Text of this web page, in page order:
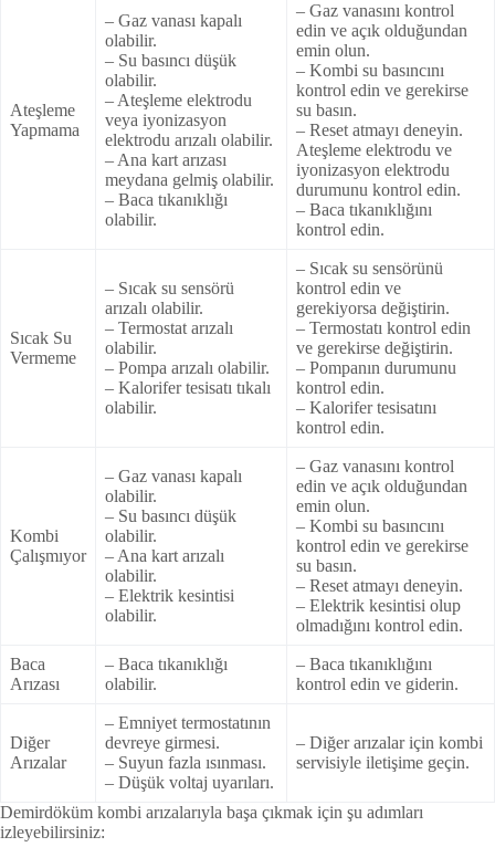
Ateşleme
Yapmama
– Gaz vanası kapalı
olabilir.
– Su basıncı düşük
olabilir.
– Ateşleme elektrodu
veya iyonizasyon
elektrodu arızalı olabilir.
– Ana kart arızası
meydana gelmiş olabilir.
– Baca tıkanıklığı
olabilir.
– Gaz vanasını kontrol
edin ve açık olduğundan
emin olun.
– Kombi su basıncını
kontrol edin ve gerekirse
su basın.
– Reset atmayı deneyin.
Ateşleme elektrodu ve
iyonizasyon elektrodu
durumunu kontrol edin.
– Baca tıkanıklığını
kontrol edin.
Sıcak Su
Vermeme
– Sıcak su sensörü
arızalı olabilir.
– Termostat arızalı
olabilir.
– Pompa arızalı olabilir.
– Kalorifer tesisatı tıkalı
olabilir.
– Sıcak su sensörünü
kontrol edin ve
gerekiyorsa değiştirin.
– Termostatı kontrol edin
ve gerekirse değiştirin.
– Pompanın durumunu
kontrol edin.
– Kalorifer tesisatını
kontrol edin.
Kombi
Çalışmıyor
– Gaz vanası kapalı
olabilir.
– Su basıncı düşük
olabilir.
– Ana kart arızalı
olabilir.
– Elektrik kesintisi
olabilir.
– Gaz vanasını kontrol
edin ve açık olduğundan
emin olun.
– Kombi su basıncını
kontrol edin ve gerekirse
su basın.
– Reset atmayı deneyin.
– Elektrik kesintisi olup
olmadığını kontrol edin.
Baca
Arızası
– Baca tıkanıklığı
olabilir.
– Baca tıkanıklığını
kontrol edin ve giderin.
Diğer
Arızalar
– Emniyet termostatının
devreye girmesi.
– Suyun fazla ısınması.
– Düşük voltaj uyarıları.
– Diğer arızalar için kombi
servisiyle iletişime geçin.
Demirdöküm kombi arızalarıyla başa çıkmak için şu adımları
izleyebilirsiniz: